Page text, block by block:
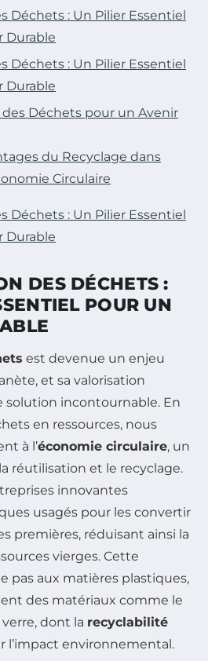
Déchets : Un Pilier Essentiel
Durable
Déchets : Un Pilier Essentiel
Durable
des Déchets pour un Avenir
du Recyclage dans
Circulaire
Déchets : Un Pilier Essentiel
Durable
DES DÉCHETS :
POUR UN
est devenue un enjeu
et sa valorisation
incontournable. En
en ressources, nous
à l’économie circulaire, un
réutilisation et le recyclage.
innovantes
usagés pour les convertir
premières, réduisant ainsi la
vierges. Cette
pas aux matières plastiques,
des matériaux comme le
dont la recyclabilité
l’impact environnemental.